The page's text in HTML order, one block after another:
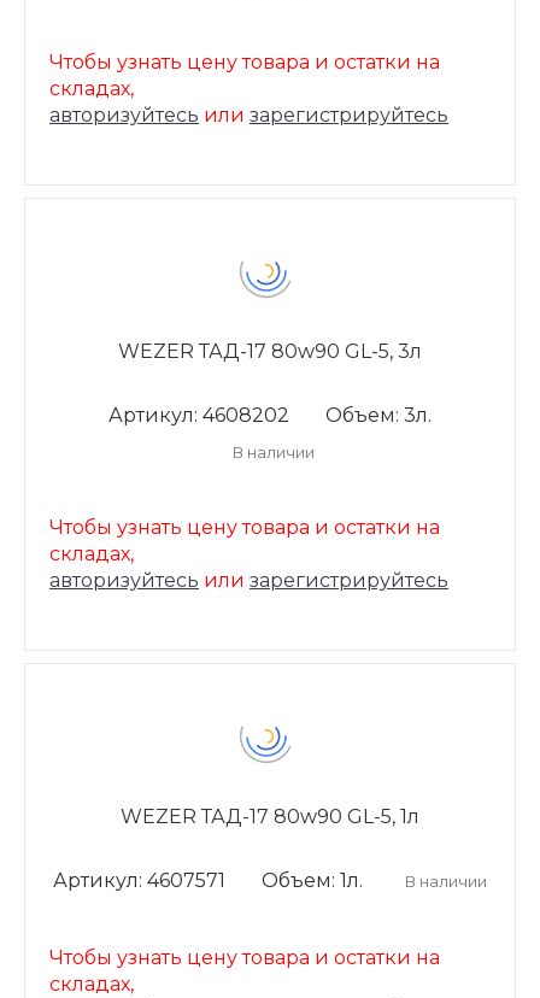
Чтобы узнать цену товара и остатки на
складах,
авторизуйтесь или зарегистрируйтесь
WEZER ТАД-17 80w90 GL-5, 3л
Артикул: 4608202 Объем: 3л.
В наличии
Чтобы узнать цену товара и остатки на
складах,
авторизуйтесь или зарегистрируйтесь
WEZER ТАД-17 80w90 GL-5, 1л
Артикул: 4607571 Объем: 1л. В наличии
Чтобы узнать цену товара и остатки на
складах,